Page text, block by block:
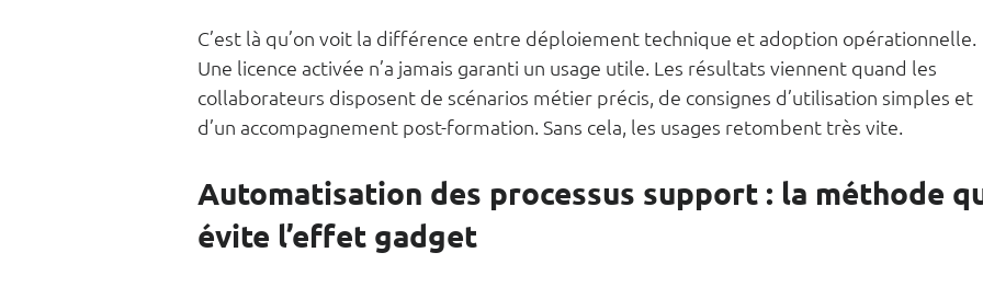
C’est là qu’on voit la différence entre déploiement technique et adoption opérationnelle.
Une licence activée n’a jamais garanti un usage utile. Les résultats viennent quand les
collaborateurs disposent de scénarios métier précis, de consignes d’utilisation simples et
d’un accompagnement post-formation. Sans cela, les usages retombent très vite.
Automatisation des processus support : la méthode
évite l’effet gadget